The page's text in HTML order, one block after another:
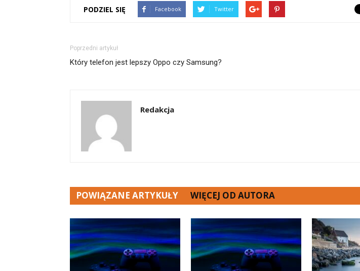
PODZIEL SIĘ Facebook Twitter
Poprzedni artykuł
Który telefon jest lepszy Oppo czy Samsung?
Redakcja
POWIĄZANE ARTYKUŁY WIĘCEJ OD AUTORA